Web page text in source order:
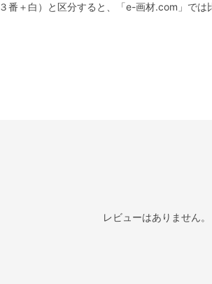
番＋白）と区分すると、「e-画材.com」では
レビューはありません。